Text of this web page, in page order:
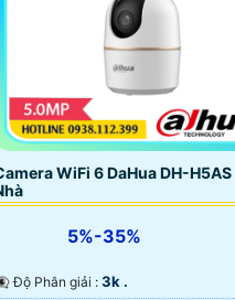
wifi hãng imou và
để sử dụng lâu dài.
WiFi 6 DaHua DH-
5%-35%
👁️‍🗨 Độ Phân giải : 3k .